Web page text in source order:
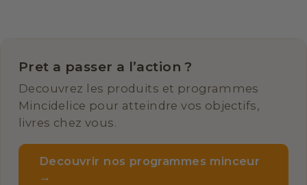
Pret a passer a l’action ?
Decouvrez les produits et programmes
Mincidelice pour atteindre vos objectifs,
livres chez vous.
Decouvrir nos programmes minceur
→